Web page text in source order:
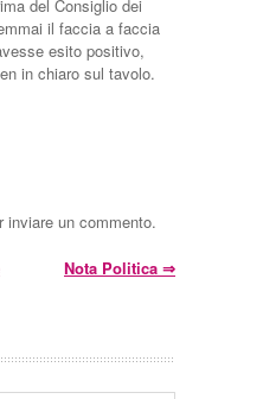
del Consiglio dei
il faccia a faccia
esito positivo,
in chiaro sul tavolo.
inviare un commento.
Nota Politica ⇒